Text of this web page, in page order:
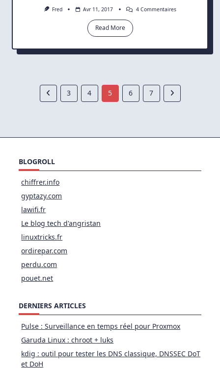
Fred Avr 11, 2017 4 CommentairesSur
À
Read More
3 4 5 6 7
BLOGROLL
chiffrer.info
gyptazy.com
lawifi.fr
Le blog tech d'angristan
linuxtricks.fr
ordirepar.com
perdu.com
pouet.net
DERNIERS ARTICLES
Pulse : Surveillance en temps réel pour Proxmox
Garuda Linux : chroot + luks
kdig : outil pour tester les DNS classique, DNSSEC DoT
et DoH